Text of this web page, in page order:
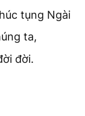
tụng Ngài
ta,
đời.